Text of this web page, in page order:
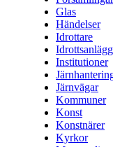
Glas
Händelser
Idrottare
Institutioner
Järnvägar
Kommuner
Konst
Konstnärer
Kyrkor